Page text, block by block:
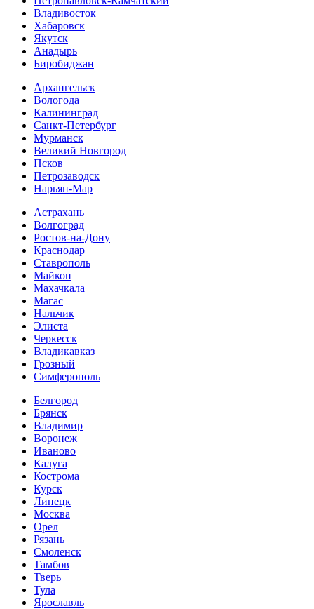
Владивосток
Хабаровск
Якутск
Анадырь
Биробиджан
Архангельск
Вологода
Калининград
Санкт-Петербург
Мурманск
Великий Новгород
Псков
Петрозаводск
Нарьян-Мар
Астрахань
Волгоград
Ростов-на-Дону
Краснодар
Ставрополь
Майкоп
Махачкала
Магас
Нальчик
Элиста
Черкесск
Владикавказ
Грозный
Симферополь
Белгород
Брянск
Владимир
Воронеж
Иваново
Калуга
Кострома
Курск
Липецк
Москва
Орел
Рязань
Смоленск
Тамбов
Тверь
Тула
Ярославль